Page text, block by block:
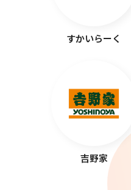
すかいらーく
吉野家